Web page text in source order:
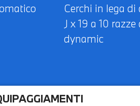
Cerchi in lega
J x 19 a 10
dynamic